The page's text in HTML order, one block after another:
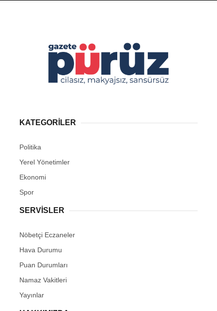
KATEGORİLER
Politika
Yerel Yönetimler
Ekonomi
Spor
SERVİSLER
Nöbetçi Eczaneler
Hava Durumu
Puan Durumları
Namaz Vakitleri
Yayınlar